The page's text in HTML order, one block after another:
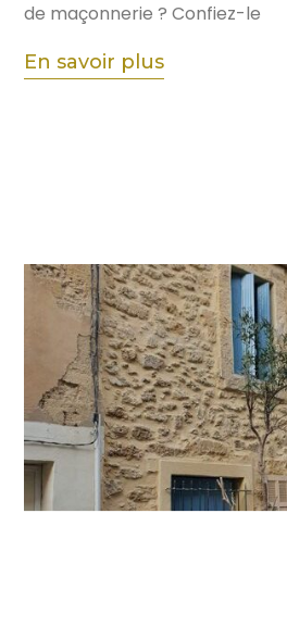
de maçonnerie ? Confiez-le
En savoir plus